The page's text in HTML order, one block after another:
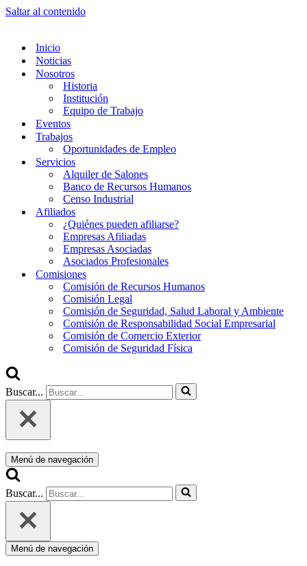
Saltar al contenido
Inicio
Noticias
Nosotros
Historia
Institución
Equipo de Trabajo
Eventos
Trabajos
Oportunidades de Empleo
Servicios
Alquiler de Salones
Banco de Recursos Humanos
Censo Industrial
Afiliados
¿Quiénes pueden afiliarse?
Empresas Afiliadas
Empresas Asociadas
Asociados Profesionales
Comisiones
Comisión de Recursos Humanos
Comisión Legal
Comisión de Seguridad, Salud Laboral y Ambiente
Comisión de Responsabilidad Social Empresarial
Comisión de Comercio Exterior
Comisión de Seguridad Física
Buscar...
Menú de navegación
Buscar...
Menú de navegación